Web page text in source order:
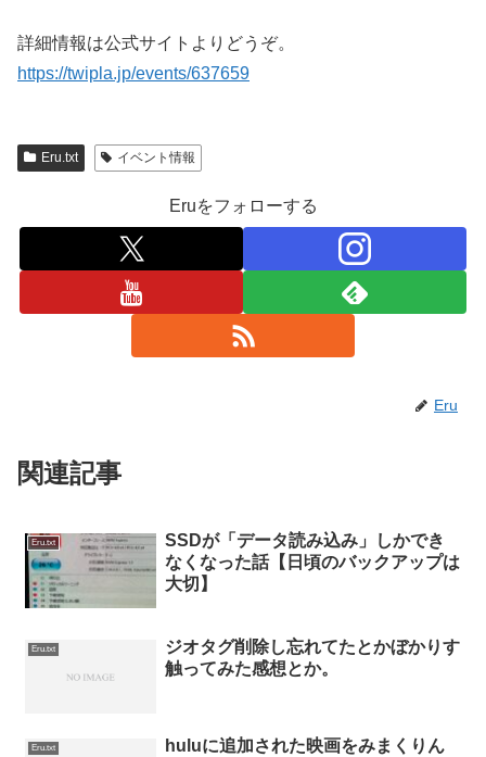
詳細情報は公式サイトよりどうぞ。
https://twipla.jp/events/637659
Eru.txt イベント情報
Eruをフォローする
Eru
関連記事
Eru.txt
SSDが「データ読み込み」しかでき
なくなった話【日頃のバックアップは
大切】
Eru.txt
ジオタグ削除し忘れてたとかぼかりす
触ってみた感想とか。
Eru.txt
huluに追加された映画をみまくりん